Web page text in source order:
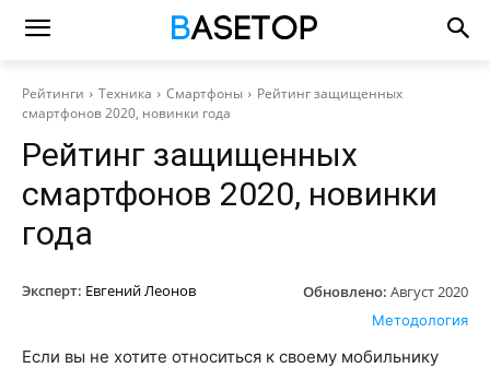
Рейтинги Техника Смартфоны
Рейтинг защищенных
смартфонов 2020, новинки года
Рейтинг защищенных
смартфонов 2020, новинки
года
Эксперт: Евгений Леонов Обновлено: Август 2020
Методология
Если вы не хотите относиться к своему мобильнику